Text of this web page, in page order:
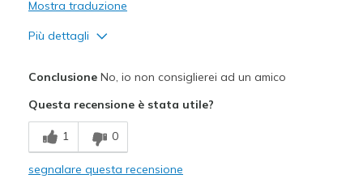
Mostra traduzione
Più dettagli
Difetti
Hurts my knee
ConclusioneNo, io non consiglierei ad un amico
Questa recensione è stata utile?
1 0
segnalare questa recensione